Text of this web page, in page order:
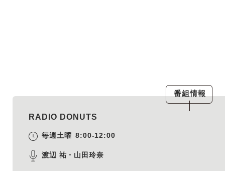
番組情報
RADIO DONUTS
毎週土曜 8:00-12:00
渡辺 祐・山田玲奈